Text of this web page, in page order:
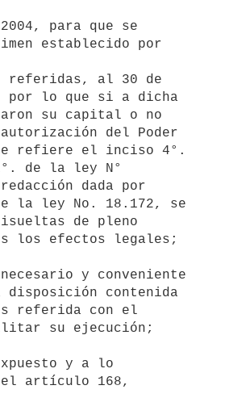
para que se
establecido por
referidas, al 30 de
por lo que si a dicha
su capital o no
del Poder
refiere el inciso 4°.
de la ley N°
dada por
la ley No. 18.172, se
de pleno
los efectos legales;
necesario y conveniente
disposición contenida
referida con el
su ejecución;
y a lo
el artículo 168,